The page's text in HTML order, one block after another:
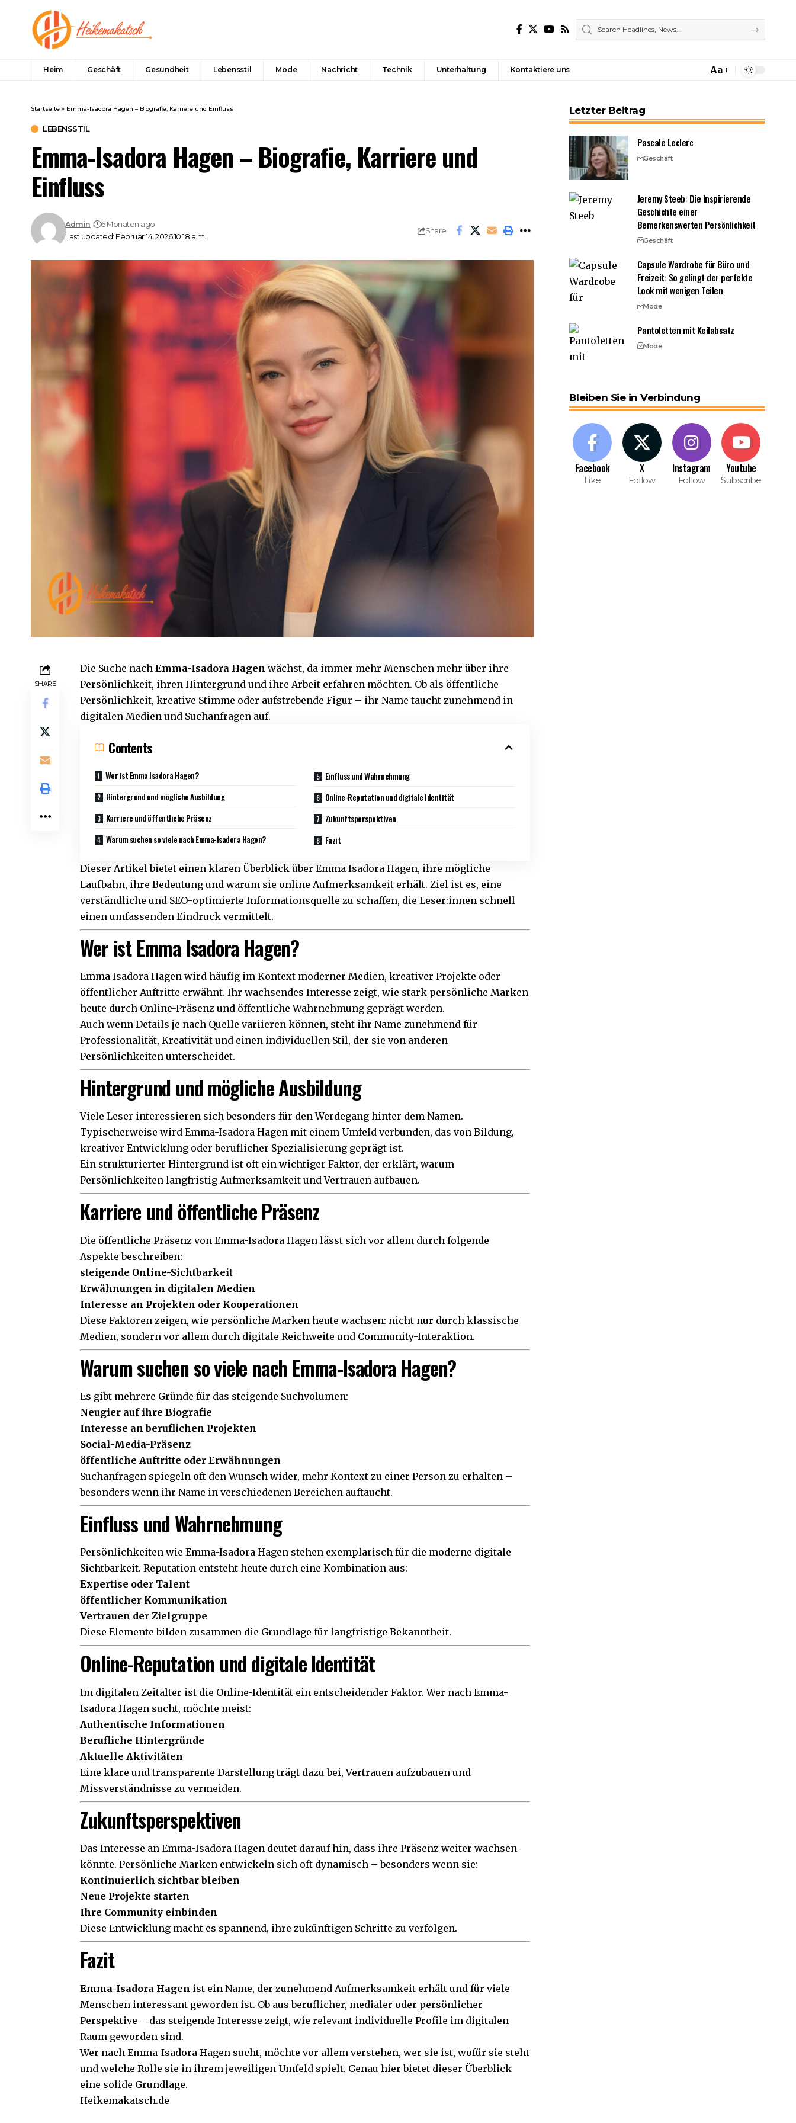
Heim Geschäft Gesundheit Lebensstil Mode Nachricht Technik Unterhaltung Kontaktiere uns
Font
Aa
Startseite » Emma-Isadora Hagen – Biografie, Karriere und Einfluss
LEBENSSTIL
Emma-Isadora Hagen – Biografie, Karriere und
Einfluss
Last updated: Februar 14, 2026 10:18 a.m.
Admin 6 Monaten ago
Share
SHARE
Die Suche nachEmma-Isadora Hagen wächst, da immer mehr Menschen mehr über ihre
Persönlichkeit, ihren Hintergrund und ihre Arbeit erfahren möchten. Ob als öffentliche
Persönlichkeit, kreative Stimme oder aufstrebende Figur – ihr Name taucht zunehmend in
digitalen Medien und Suchanfragen auf.
Contents
Wer ist Emma Isadora Hagen?
Hintergrund und mögliche Ausbildung
Karriere und öffentliche Präsenz
Warum suchen so viele nach Emma-Isadora Hagen?
Einfluss und Wahrnehmung
Online-Reputation und digitale Identität
Zukunftsperspektiven
Fazit
Dieser Artikel bietet einen klaren Überblick über Emma Isadora Hagen, ihre mögliche
Laufbahn, ihre Bedeutung und warum sie online Aufmerksamkeit erhält. Ziel ist es, eine
verständliche und SEO-optimierte Informationsquelle zu schaffen, die Leser:innen schnell
einen umfassenden Eindruck vermittelt.
Wer ist Emma Isadora Hagen?
Emma Isadora Hagen wird häufig im Kontext moderner Medien, kreativer Projekte oder
öffentlicher Auftritte erwähnt. Ihr wachsendes Interesse zeigt, wie stark persönliche Marken
heute durch Online-Präsenz und öffentliche Wahrnehmung geprägt werden.
Auch wenn Details je nach Quelle variieren können, steht ihr Name zunehmend für
Professionalität, Kreativität und einen individuellen Stil, der sie von anderen
Persönlichkeiten unterscheidet.
Hintergrund und mögliche Ausbildung
Viele Leser interessieren sich besonders für den Werdegang hinter dem Namen.
Typischerweise wird Emma-Isadora Hagen mit einem Umfeld verbunden, das von Bildung,
kreativer Entwicklung oder beruflicher Spezialisierung geprägt ist.
Ein strukturierter Hintergrund ist oft ein wichtiger Faktor, der erklärt, warum
Persönlichkeiten langfristig Aufmerksamkeit und Vertrauen aufbauen.
Karriere und öffentliche Präsenz
Die öffentliche Präsenz von Emma-Isadora Hagen lässt sich vor allem durch folgende
Aspekte beschreiben:
steigende Online-Sichtbarkeit
Erwähnungen in digitalen Medien
Interesse an Projekten oder Kooperationen
Diese Faktoren zeigen, wie persönliche Marken heute wachsen: nicht nur durch klassische
Medien, sondern vor allem durch digitale Reichweite und Community-Interaktion.
Warum suchen so viele nach Emma-Isadora Hagen?
Es gibt mehrere Gründe für das steigende Suchvolumen:
Neugier auf ihre Biografie
Interesse an beruflichen Projekten
Social-Media-Präsenz
öffentliche Auftritte oder Erwähnungen
Suchanfragen spiegeln oft den Wunsch wider, mehr Kontext zu einer Person zu erhalten –
besonders wenn ihr Name in verschiedenen Bereichen auftaucht.
Einfluss und Wahrnehmung
Persönlichkeiten wie Emma-Isadora Hagen stehen exemplarisch für die moderne digitale
Sichtbarkeit. Reputation entsteht heute durch eine Kombination aus:
Expertise oder Talent
öffentlicher Kommunikation
Vertrauen der Zielgruppe
Diese Elemente bilden zusammen die Grundlage für langfristige Bekanntheit.
Online-Reputation und digitale Identität
Im digitalen Zeitalter ist die Online-Identität ein entscheidender Faktor. Wer nach Emma-
Isadora Hagen sucht, möchte meist:
Authentische Informationen
Berufliche Hintergründe
Aktuelle Aktivitäten
Eine klare und transparente Darstellung trägt dazu bei, Vertrauen aufzubauen und
Missverständnisse zu vermeiden.
Zukunftsperspektiven
Das Interesse an Emma-Isadora Hagen deutet darauf hin, dass ihre Präsenz weiter wachsen
könnte. Persönliche Marken entwickeln sich oft dynamisch – besonders wenn sie:
Kontinuierlich sichtbar bleiben
Neue Projekte starten
Ihre Community einbinden
Diese Entwicklung macht es spannend, ihre zukünftigen Schritte zu verfolgen.
Fazit
Emma-Isadora Hagen ist ein Name, der zunehmend Aufmerksamkeit erhält und für viele
Menschen interessant geworden ist. Ob aus beruflicher, medialer oder persönlicher
Perspektive – das steigende Interesse zeigt, wie relevant individuelle Profile im digitalen
Raum geworden sind.
Wer nach Emma-Isadora Hagen sucht, möchte vor allem verstehen, wer sie ist, wofür sie steht
und welche Rolle sie in ihrem jeweiligen Umfeld spielt. Genau hier bietet dieser Überblick
eine solide Grundlage.
Heikemakatsch.de
Letzter Beitrag
Pascale Leclerc
Geschäft
Jeremy Steeb: Die Inspirierende
Geschichte einer
Bemerkenswerten Persönlichkeit
Geschäft
Capsule Wardrobe für Büro und
Freizeit: So gelingt der perfekte
Look mit wenigen Teilen
Mode
Pantoletten mit Keilabsatz
Mode
Bleiben Sie in Verbindung
Facebook
Like
X
Follow
Instagram
Follow
Youtube
Subscribe